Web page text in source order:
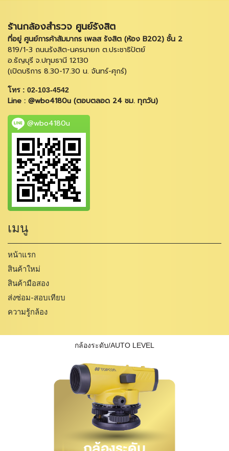
ร้านกล้องสำรวจ ศูนย์รังสิต
ที่อยู่ ศูนย์การค้าสัมมากร เพลส รังสิต (ห้อง B202) ชั้น 2
819/1-3 ถนนรังสิต-นครนายก ต.ประชาธิปัตย์
อ.ธัญบุรี จ.ปทุมธานี 12130
(เปิดบริการ 8.30-17.30 น. จันทร์-ศุกร์)
โทร : 02-103-4542
Line : @wbo4180u (ตอบตลอด 24 ชม. ทุกวัน)
@wbo4180u
เมนู
หน้าแรก
สินค้าใหม่
สินค้ามือสอง
ส่งซ่อม-สอบเทียบ
ความรู้กล้อง
กล้องระดับ/AUTO LEVEL